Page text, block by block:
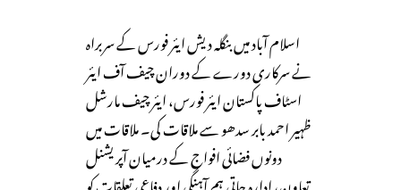
اسلام آباد میں بنگلہ دیش ایئر فورس کے سربراہ
نے سرکاری دورے کے دوران چیف آف ایئر
اسٹاف پاکستان ایئر فورس، ایئر چیف مارشل
ظہیر احمد بابر سدھو سے ملاقات کی۔ ملاقات میں
دونوں فضائی افواج کے درمیان آپریشنل